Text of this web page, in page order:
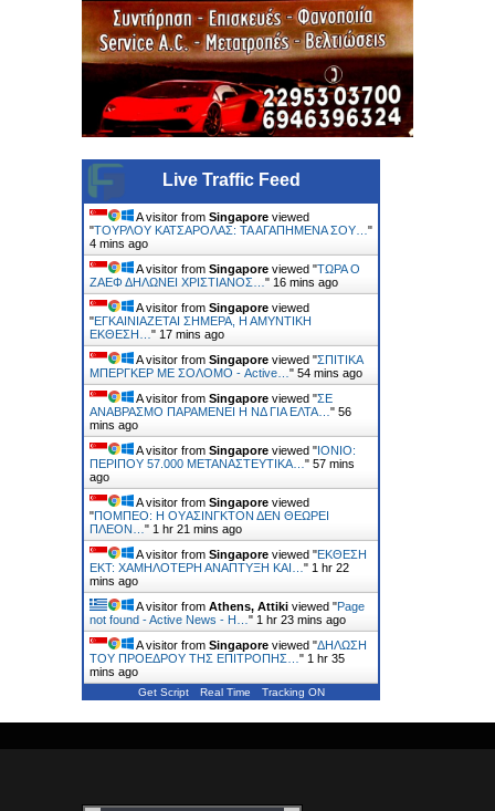
Live Traffic Feed
A visitor from Singapore viewed
"ΤΟΥΡΛΟΥ ΚΑΤΣΑΡΟΛΑΣ: ΤΑ ΑΓΑΠΗΜΕΝΑ ΣΟΥ… "
4 mins ago
A visitor from Singapore viewed "ΤΩΡΑ Ο
ΖΑΕΦ ΔΗΛΩΝΕΙ ΧΡΙΣΤΙΑΝΟΣ… " 16 mins ago
A visitor from Singapore viewed
"ΕΓΚΑΙΝΙAΖΕΤΑΙ ΣΗΜΕΡΑ, Η ΑΜΥΝΤΙΚH
EΚΘΕΣΗ… " 17 mins ago
A visitor from Singapore viewed "ΣΠΙΤΙΚΑ
ΜΠΕΡΓΚΕΡ ΜΕ ΣΟΛΟΜΟ - Active… " 54 mins ago
A visitor from Singapore viewed "ΣΕ
ΑΝΑΒΡΑΣΜΟ ΠΑΡΑΜΕΝΕΙ Η ΝΔ ΓΙΑ ΕΛΤΑ… " 56
mins ago
A visitor from Singapore viewed "ΙΟΝΙΟ:
ΠΕΡΙΠΟΥ 57.000 ΜΕΤΑΝΑΣΤΕΥΤΙΚΑ… " 57 mins
ago
A visitor from Singapore viewed
"ΠΟΜΠEΟ: Η ΟΥAΣΙΝΓΚΤΟΝ ΔΕΝ ΘΕΩΡΕI
ΠΛEΟΝ… " 1 hr 21 mins ago
A visitor from Singapore viewed "ΕΚΘΕΣΗ
ΕΚΤ: ΧΑΜΗΛΟΤΕΡΗ ΑΝΑΠΤΥΞΗ ΚΑΙ… " 1 hr 22
mins ago
A visitor from Athens, Attiki viewed "Page
not found - Active News - Η… " 1 hr 23 mins ago
A visitor from Singapore viewed "ΔΗΛΩΣΗ
ΤΟΥ ΠΡΟΕΔΡΟΥ ΤΗΣ ΕΠΙΤΡΟΠΗΣ… " 1 hr 35
mins ago
Get Script Real Time Tracking ON